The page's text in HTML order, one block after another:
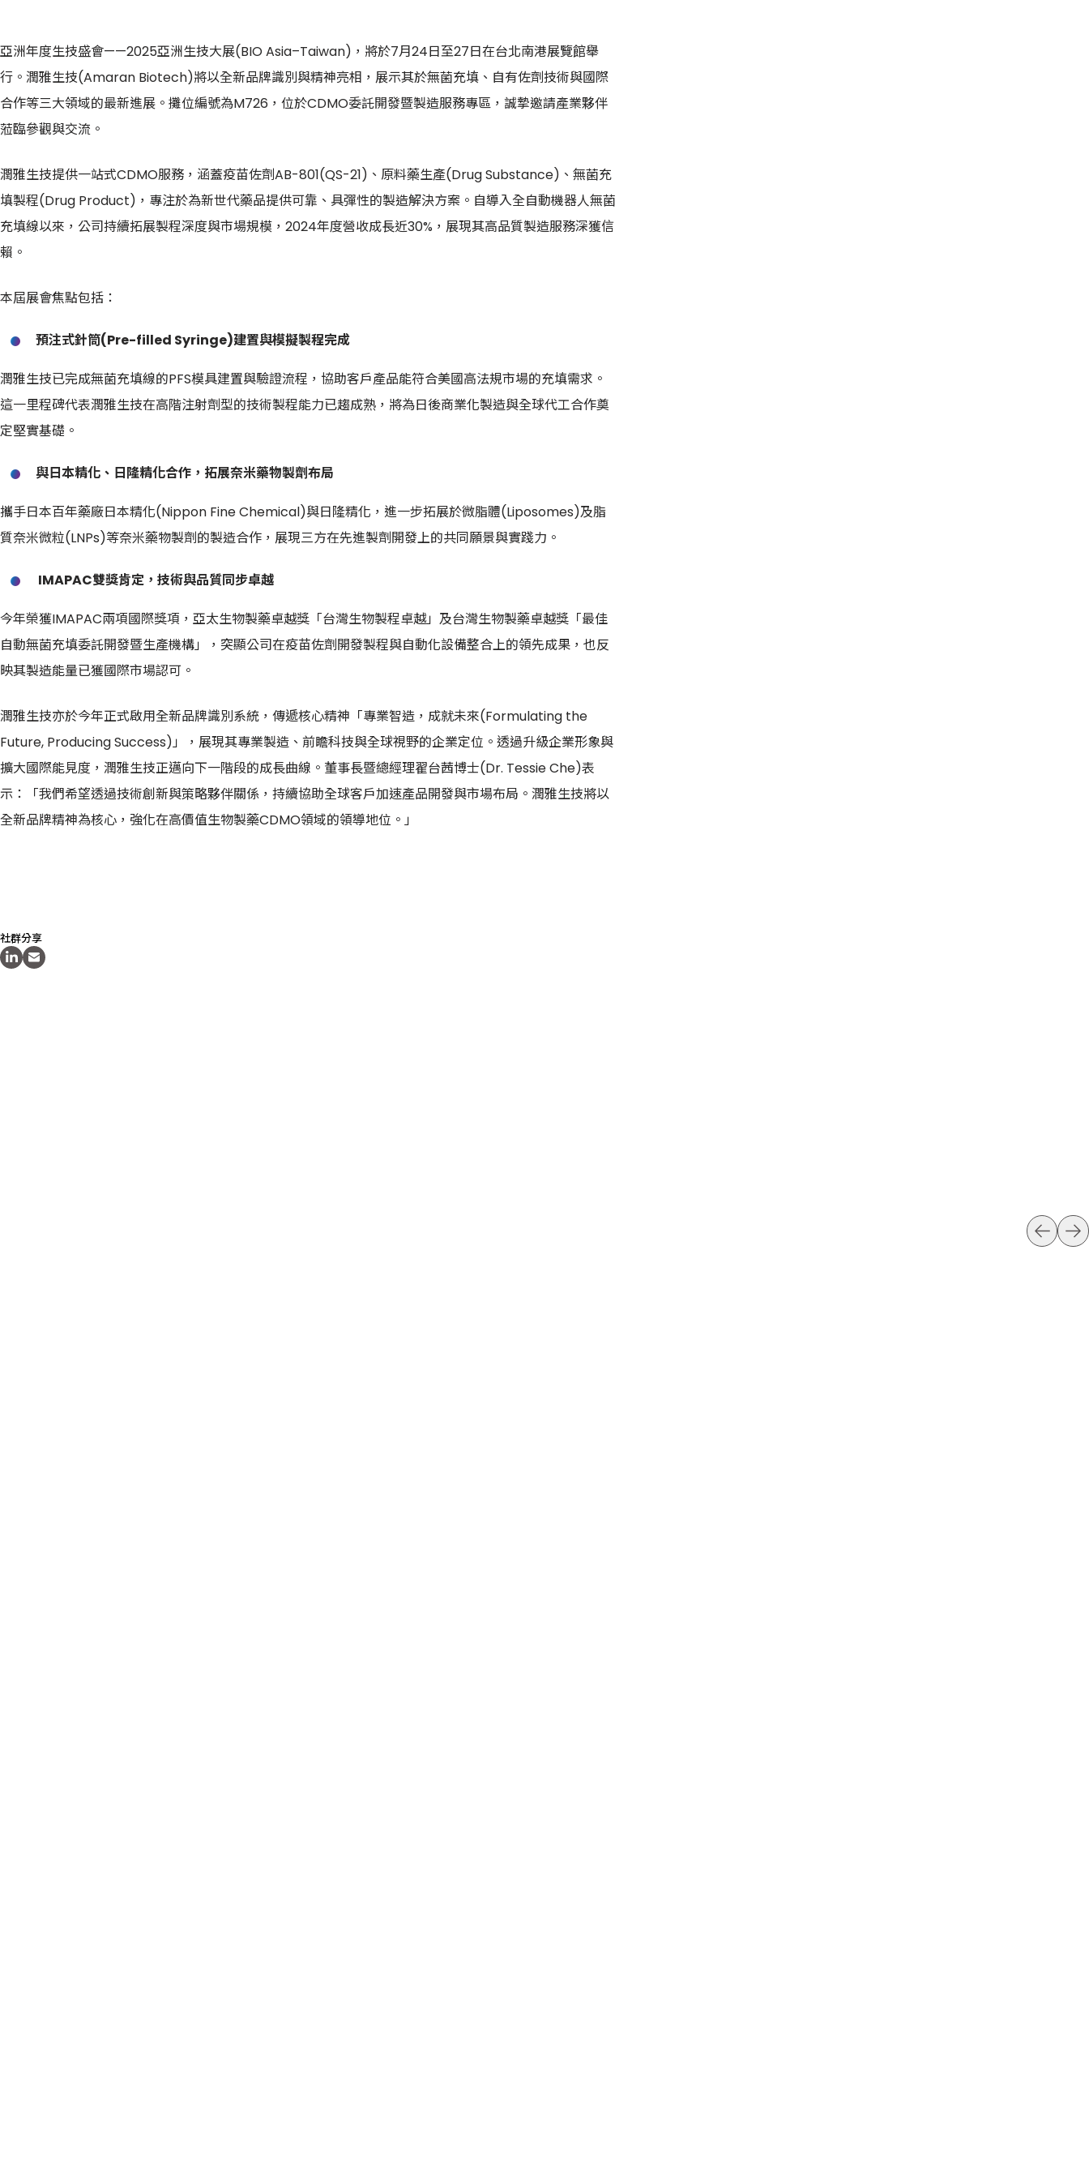
亞洲年度生技盛會——2025亞洲生技大展(BIO Asia–Taiwan)，將於7月24日至27日在台北南港展覽館舉
行。潤雅生技(Amaran Biotech)將以全新品牌識別與精神亮相，展示其於無菌充填、自有佐劑技術與國際
合作等三大領域的最新進展。攤位編號為M726，位於CDMO委託開發暨製造服務專區，誠摯邀請產業夥伴
蒞臨參觀與交流。
潤雅生技提供一站式CDMO服務，涵蓋疫苗佐劑AB-801(QS-21)、原料藥生產(Drug Substance)、無菌充
填製程(Drug Product)，專注於為新世代藥品提供可靠、具彈性的製造解決方案。自導入全自動機器人無菌
充填線以來，公司持續拓展製程深度與市場規模，2024年度營收成長近30%，展現其高品質製造服務深獲信
賴。
本屆展會焦點包括：
預注式針筒(Pre-filled Syringe)建置與模擬製程完成
潤雅生技已完成無菌充填線的PFS模具建置與驗證流程，協助客戶產品能符合美國高法規市場的充填需求。
這一里程碑代表潤雅生技在高階注射劑型的技術製程能力已趨成熟，將為日後商業化製造與全球代工合作奠
定堅實基礎。
與日本精化、日隆精化合作，拓展奈米藥物製劑布局
攜手日本百年藥廠日本精化(Nippon Fine Chemical)與日隆精化，進一步拓展於微脂體(Liposomes)及脂
質奈米微粒(LNPs)等奈米藥物製劑的製造合作，展現三方在先進製劑開發上的共同願景與實踐力。
IMAPAC雙獎肯定，技術與品質同步卓越
今年榮獲IMAPAC兩項國際獎項，亞太生物製藥卓越獎「台灣生物製程卓越」及台灣生物製藥卓越獎「最佳
自動無菌充填委託開發暨生產機構」，突顯公司在疫苗佐劑開發製程與自動化設備整合上的領先成果，也反
映其製造能量已獲國際市場認可。
潤雅生技亦於今年正式啟用全新品牌識別系統，傳遞核心精神「專業智造，成就未來(Formulating the
Future, Producing Success)」，展現其專業製造、前瞻科技與全球視野的企業定位。透過升級企業形象與
擴大國際能見度，潤雅生技正邁向下一階段的成長曲線。董事長暨總經理翟台茜博士(Dr. Tessie Che)表
示：「我們希望透過技術創新與策略夥伴關係，持續協助全球客戶加速產品開發與市場布局。潤雅生技將以
全新品牌精神為核心，強化在高價值生物製藥CDMO領域的領導地位。」
社群分享